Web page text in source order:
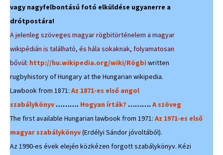
vagy nagyfelbontású fotó elküldése ugyanerre a
drótpostára!
A jelenleg szöveges magyar rögbitörténelem a magyar
wikipédián is található, és hála sokaknak, folyamatosan
bővül: http://hu.wikipedia.org/wiki/Rögbiwritten
rugbyhistory of Hungary at the Hungarian wikipedia.
Lawbook from 1871: Az 1871-es első angol
szabálykönyv ………. Hogyan írták? ………. A szöveg
The first available Hungarian lawbook from 1971: Az 1971-es első
magyar szabálykönyv(Erdélyi Sándor jóvoltából).
Az 1990-es évek elején közkézen forgott szabálykönyv. Kézi